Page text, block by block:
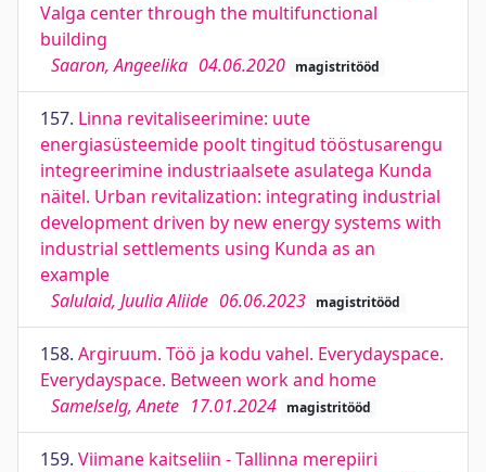
Valga center through the multifunctional
building
Saaron, Angeelika 04.06.2020 magistritööd
157. Linna revitaliseerimine: uute
energiasüsteemide poolt tingitud tööstusarengu
integreerimine industriaalsete asulatega Kunda
näitel. Urban revitalization: integrating industrial
development driven by new energy systems with
industrial settlements using Kunda as an
example
Salulaid, Juulia Aliide 06.06.2023 magistritööd
158. Argiruum. Töö ja kodu vahel. Everydayspace.
Everydayspace. Between work and home
Samelselg, Anete 17.01.2024 magistritööd
159. Viimane kaitseliin - Tallinna merepiiri